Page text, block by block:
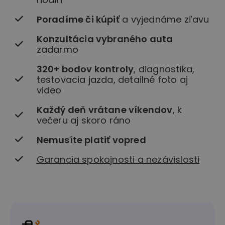
Poradíme či kúpiťa vyjednáme zľavu
Konzultácia vybraného auta
zadarmo
320+ bodov kontroly, diagnostika,
testovacia jazda, detailné foto aj
video
Každý deň vrátane víkendov, k
večeru aj skoro ráno
Nemusíte platiť vopred
Garancia spokojnosti a nezávislosti